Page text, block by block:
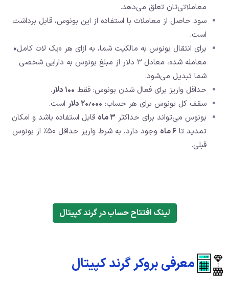
معاملاتی‌تان تعلق می‌دهد.
سود حاصل از معاملات با استفاده از این بونوس، قابل برداشت
است.
برای انتقال بونوس به مالکیت شما، به ازای هر «یک لات کامل»
معامله شده، معادل ۳ دلار از مبلغ بونوس به دارایی شخصی
شما تبدیل می‌شود.
حداقل واریز برای فعال شدن بونوس: فقط ۱۰۰ دلار
.
سقف کل بونوس برای هر حساب: ۲۰٫۰۰۰ دلار
است.
بونوس می‌تواند برای حداکثر ۳ ماه
قابل استفاده باشد و امکان
تمدید تا ۶ ماه
وجود دارد، به شرط واریز حداقل ۵۰٪ از بونوس
قبلی.
لینک افتتاح حساب در گرند کپیتال
معرفی بروکر گرند کپیتال